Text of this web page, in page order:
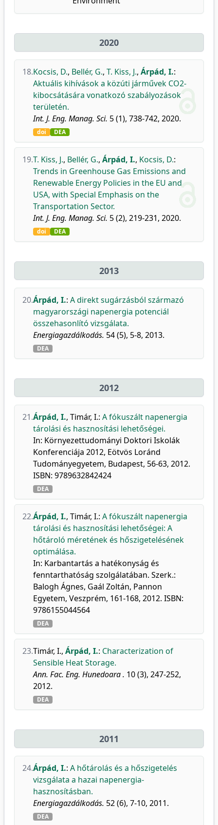
2020
18.Kocsis, D., Bellér, G., T. Kiss, J., Árpád, I.:
Aktuális kihívások a közúti járművek CO2-
kibocsátására vonatkozó szabályozások
területén.
Int. J. Eng. Manag. Sci. 5 (1), 738-742, 2020.
doi DEA
19.T. Kiss, J., Bellér, G., Árpád, I., Kocsis, D.:
Trends in Greenhouse Gas Emissions and
Renewable Energy Policies in the EU and
USA, with Special Emphasis on the
Transportation Sector.
Int. J. Eng. Manag. Sci. 5 (2), 219-231, 2020.
doi DEA
2013
20.Árpád, I.: A direkt sugárzásból származó
magyarországi napenergia potenciál
összehasonlító vizsgálata.
Energiagazdálkodás. 54 (5), 5-8, 2013.
DEA
2012
21.Árpád, I., Timár, I.: A fókuszált napenergia
tárolási és hasznosítási lehetőségei.
In: Környezettudományi Doktori Iskolák
Konferenciája 2012, Eötvös Loránd
Tudományegyetem, Budapest, 56-63, 2012.
ISBN: 9789632842424
DEA
22.Árpád, I., Timár, I.: A fókuszált napenergia
tárolási és hasznosítási lehetőségei: A
hőtároló méretének és hőszigetelésének
optimálása.
In: Karbantartás a hatékonyság és
fenntarthatóság szolgálatában. Szerk.:
Balogh Ágnes, Gaál Zoltán, Pannon
Egyetem, Veszprém, 161-168, 2012. ISBN:
9786155044564
DEA
23.Timár, I., Árpád, I.: Characterization of
Sensible Heat Storage.
Ann. Fac. Eng. Hunedoara . 10 (3), 247-252,
2012.
DEA
2011
24.Árpád, I.: A hőtárolás és a hőszigetelés
vizsgálata a hazai napenergia-
hasznosításban.
Energiagazdálkodás. 52 (6), 7-10, 2011.
DEA